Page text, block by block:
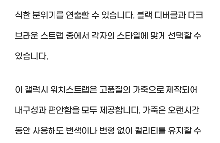
식한 분위기를 연출할 수 있습니다. 블랙 디버클과 다크
브라운 스트랩 중에서 각자의 스타일에 맞게 선택할 수
있습니다.
이 갤럭시 워치스트랩은 고품질의 가죽으로 제작되어
내구성과 편안함을 모두 제공합니다. 가죽은 오랜시간
동안 사용해도 변색이나 변형 없이 퀄리티를 유지할 수